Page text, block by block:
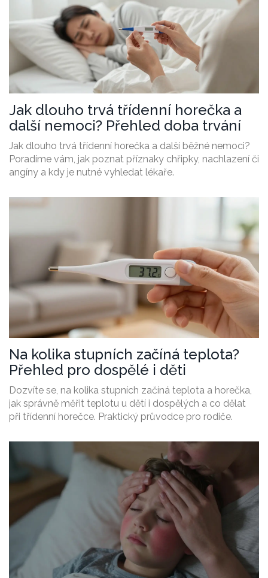
Jak dlouho trvá třídenní horečka a
další nemoci? Přehled doba trvání
Jak dlouho trvá třídenní horečka a další běžné nemoci?
Poradíme vám, jak poznat příznaky chřipky, nachlazení či
angíny a kdy je nutné vyhledat lékaře.
Na kolika stupních začíná teplota?
Přehled pro dospělé i děti
Dozvíte se, na kolika stupních začíná teplota a horečka,
jak správně měřit teplotu u dětí i dospělých a co dělat
při třídenní horečce. Praktický průvodce pro rodiče.